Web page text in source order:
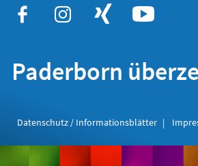
Paderborn
Datenschutz / Informationsblätter